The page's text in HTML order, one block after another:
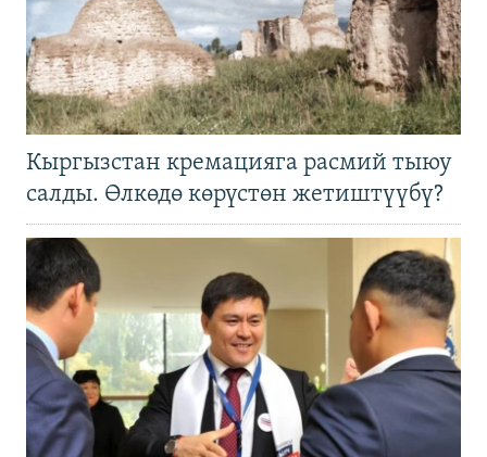
Кыргызстан кремацияга расмий тыюу
салды. Өлкөдө көрүстөн жетиштүүбү?